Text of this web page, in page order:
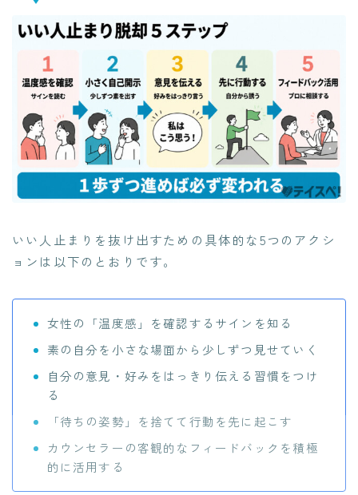
いい人止まりを抜け出すための具体的な5つのアクシ
ョンは以下のとおりです。
女性の「温度感」を確認するサインを知る
素の自分を小さな場面から少しずつ見せていく
自分の意見・好みをはっきり伝える習慣をつけ
る
「待ちの姿勢」を捨てて行動を先に起こす
カウンセラーの客観的なフィードバックを積極
的に活用する